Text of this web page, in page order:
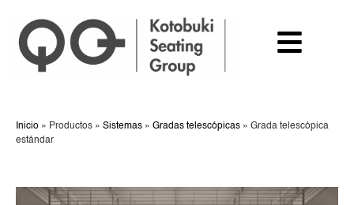
Inicio » Productos » Sistemas » Gradas telescópicas » Grada telescópica
estándar